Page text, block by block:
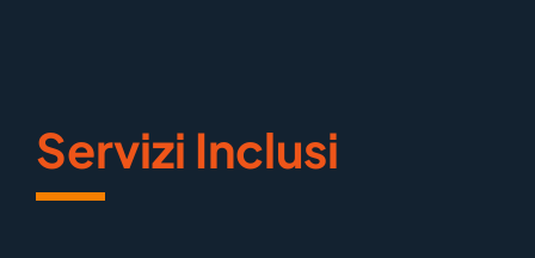
Servizi Inclusi